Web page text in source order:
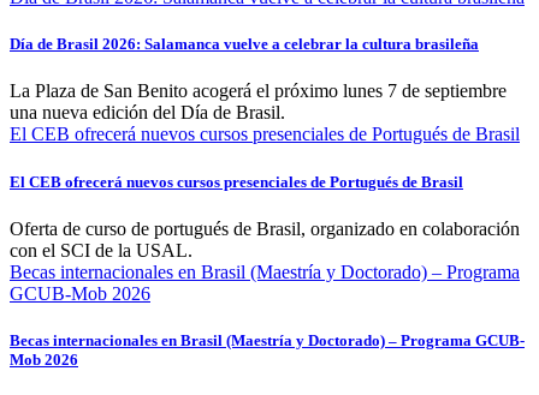
Día de Brasil 2026: Salamanca vuelve a celebrar la cultura brasileña
La Plaza de San Benito acogerá el próximo lunes 7 de septiembre
una nueva edición del Día de Brasil.
El CEB ofrecerá nuevos cursos presenciales de Portugués de Brasil
El CEB ofrecerá nuevos cursos presenciales de Portugués de Brasil
Oferta de curso de portugués de Brasil, organizado en colaboración
con el SCI de la USAL.
Becas internacionales en Brasil (Maestría y Doctorado) – Programa
GCUB-Mob 2026
Becas internacionales en Brasil (Maestría y Doctorado) – Programa GCUB-
Mob 2026